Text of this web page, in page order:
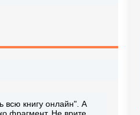
всю книгу онлайн". А